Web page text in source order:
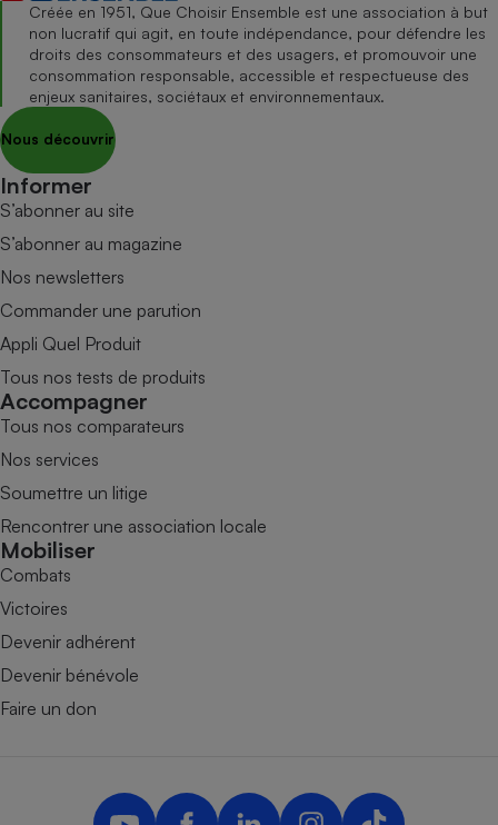
Créée en 1951, Que Choisir Ensemble est une association à but
non lucratif qui agit, en toute indépendance, pour défendre les
droits des consommateurs et des usagers, et promouvoir une
consommation responsable, accessible et respectueuse des
enjeux sanitaires, sociétaux et environnementaux.
Nous découvrir
Informer
S’abonner au site
S’abonner au magazine
Nos newsletters
Commander une parution
Appli Quel Produit
Tous nos tests de produits
Accompagner
Tous nos comparateurs
Nos services
Soumettre un litige
Rencontrer une association locale
Mobiliser
Combats
Victoires
Devenir adhérent
Devenir bénévole
Faire un don